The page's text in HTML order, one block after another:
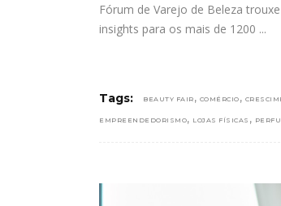
Fórum de Varejo de Beleza
insights para os mais de 1200
Tags: BEAUTY FAIR , COMÉRCIO ,
EMPREENDEDORISMO, LOJAS FÍSICAS ,